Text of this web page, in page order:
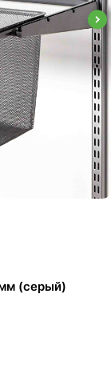
(серый)